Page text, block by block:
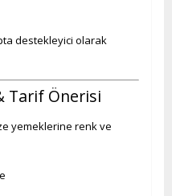
destekleyici olarak
Tarif Önerisi
yemeklerine renk ve